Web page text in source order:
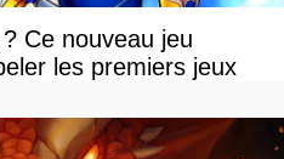
Ce nouveau jeu
les premiers jeux